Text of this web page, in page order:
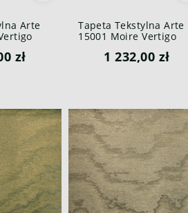
Arte
zł
Tapeta Tekstylna Arte
15001 Moire Vertigo
1 232,00 zł